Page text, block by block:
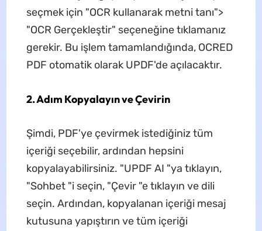
seçmek için "OCR kullanarak metni tanı">
"OCR Gerçekleştir" seçeneğine tıklamanız
gerekir. Bu işlem tamamlandığında, OCRED
PDF otomatik olarak UPDF'de açılacaktır.
2. Adım Kopyalayın ve Çevirin
Şimdi, PDF'ye çevirmek istediğiniz tüm
içeriği seçebilir, ardından hepsini
kopyalayabilirsiniz. "UPDF AI "ya tıklayın,
"Sohbet "i seçin, "Çevir "e tıklayın ve dili
seçin. Ardından, kopyalanan içeriği mesaj
kutusuna yapıştırın ve tüm içeriği